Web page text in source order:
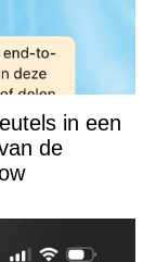
in een
de